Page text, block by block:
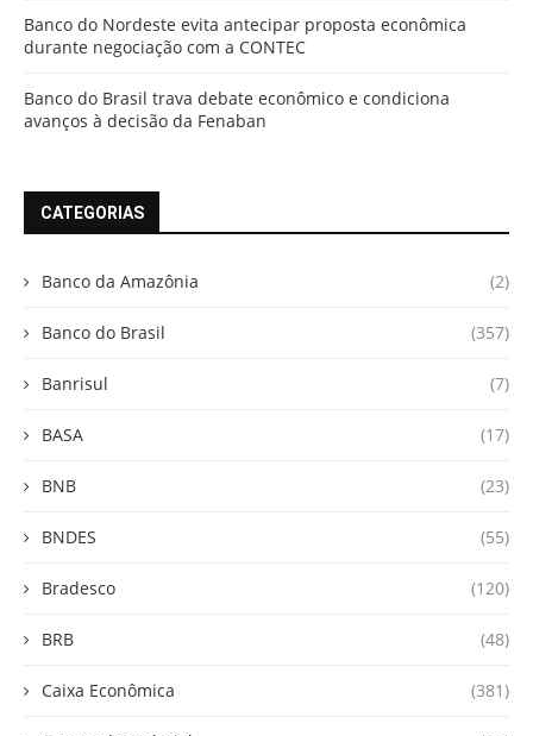
Banco do Nordeste evita antecipar proposta econômica
durante negociação com a CONTEC
Banco do Brasil trava debate econômico e condiciona
avanços à decisão da Fenaban
CATEGORIAS
Banco da Amazônia (2)
Banco do Brasil (357)
Banrisul (7)
BASA (17)
BNB (23)
BNDES (55)
Bradesco (120)
BRB (48)
Caixa Econômica (381)